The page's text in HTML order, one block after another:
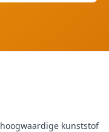
kunststof